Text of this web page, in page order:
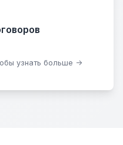
узнать больше →